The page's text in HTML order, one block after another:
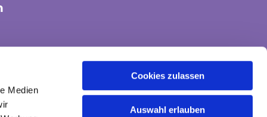
Medien
Cookies zulassen
Auswahl erlauben